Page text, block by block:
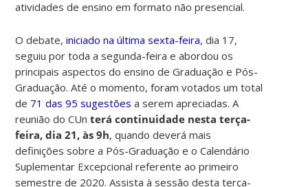
atividades de ensino em formato não presencial.
O debate,iniciado na última sexta-feira, dia 17,
seguiu por toda a segunda-feira e abordou os
principais aspectos do ensino de Graduação e Pós-
Graduação. Até o momento, foram votados um total
de 71 das 95 sugestões a serem apreciadas. A
reunião do CUn terá continuidade nesta terça-
feira, dia 21, às 9h, quando deverá mais
definições sobre a Pós-Graduação e o Calendário
Suplementar Excepcional referente ao primeiro
semestre de 2020. Assista à sessão desta terça-